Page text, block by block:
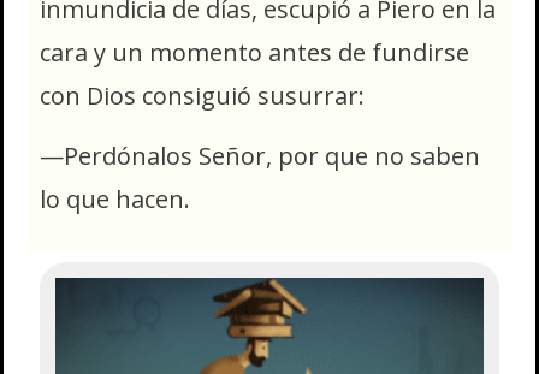
inmundicia de días, escupió a Piero en la
cara y un momento antes de fundirse
con Dios consiguió susurrar:
—Perdónalos Señor, por que no saben
lo que hacen.